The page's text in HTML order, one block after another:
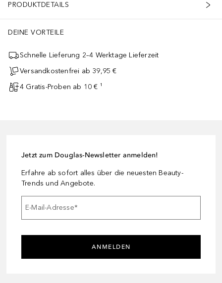
PRODUKTDETAILS
DEINE VORTEILE
Schnelle Lieferung 2–4 Werktage Lieferzeit
Versandkostenfrei ab 39,95 €
4 Gratis-Proben ab 10 € ¹
Jetzt zum Douglas-Newsletter anmelden!
Erfahre ab sofort alles über die neuesten Beauty-
Trends und Angebote.
E-Mail-Adresse*
ANMELDEN